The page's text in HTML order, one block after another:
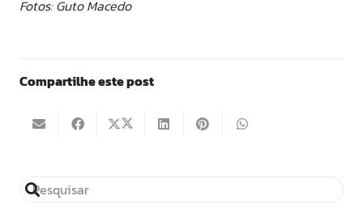
Fotos: Guto Macedo
Compartilhe este post